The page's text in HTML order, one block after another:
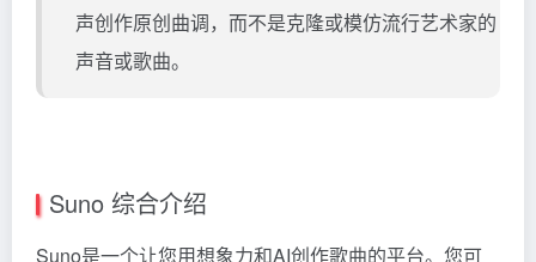
声创作原创曲调，而不是克隆或模仿流行艺术家的
声音或歌曲。
Suno 综合介绍
Suno是一个让您用想象力和AI创作歌曲的平台。您可